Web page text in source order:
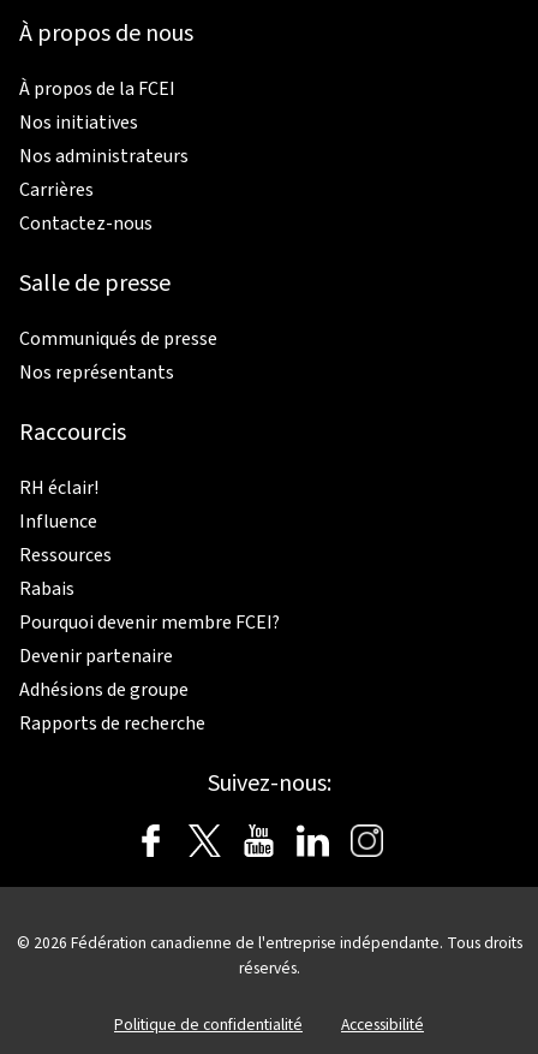
À propos de nous
À propos de la FCEI
Nos initiatives
Nos administrateurs
Carrières
Contactez-nous
Salle de presse
Communiqués de presse
Nos représentants
Raccourcis
RH éclair!
Influence
Ressources
Rabais
Pourquoi devenir membre FCEI?
Devenir partenaire
Adhésions de groupe
Rapports de recherche
Suivez-nous:
© 2026 Fédération canadienne de l'entreprise indépendante. Tous droits
réservés.
Politique de confidentialité Accessibilité